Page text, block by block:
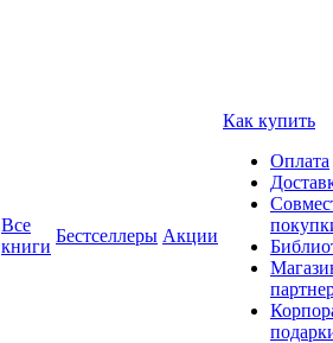
Все
книги
Бестселлеры Акции
Как купить
Оплата